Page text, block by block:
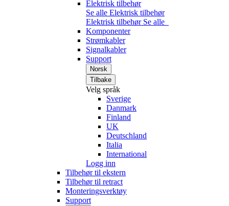
Elektrisk tilbehør
Se alle Elektrisk tilbehør
Elektrisk tilbehør Se alle
Komponenter
Strømkabler
Signalkabler
Support
Norsk
Tilbake
Velg språk
Sverige
Danmark
Finland
UK
Deutschland
Italia
International
Logg inn
Tilbehør til ekstern
Tilbehør til retract
Monteringsverktøy
Support